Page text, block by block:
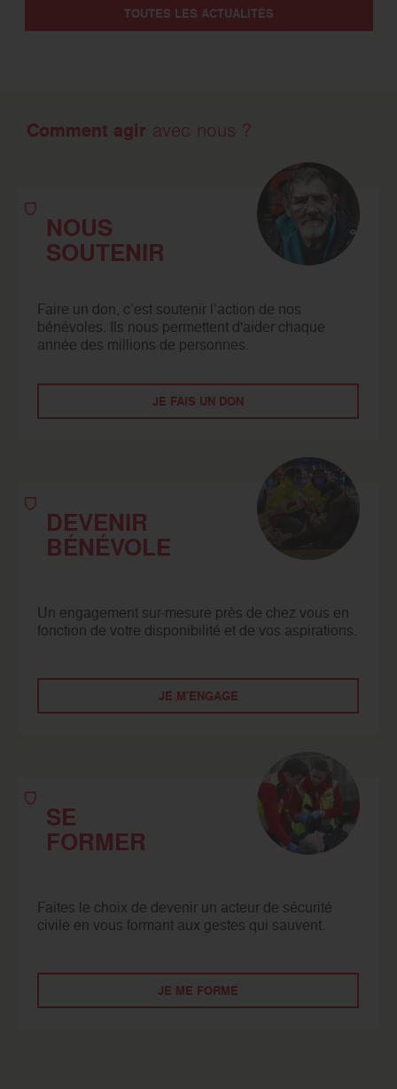
TOUTES LES ACTUALITÉS
Comment agir avec nous ?
NOUS
SOUTENIR
Faire un don, c’est soutenir l’action de nos
bénévoles. Ils nous permettent d'aider chaque
année des millions de personnes.
JE FAIS UN DON
DEVENIR
BÉNÉVOLE
Un engagement sur-mesure près de chez vous en
fonction de votre disponibilité et de vos aspirations.
JE M'ENGAGE
SE
FORMER
Faites le choix de devenir un acteur de sécurité
civile en vous formant aux gestes qui sauvent.
JE ME FORME